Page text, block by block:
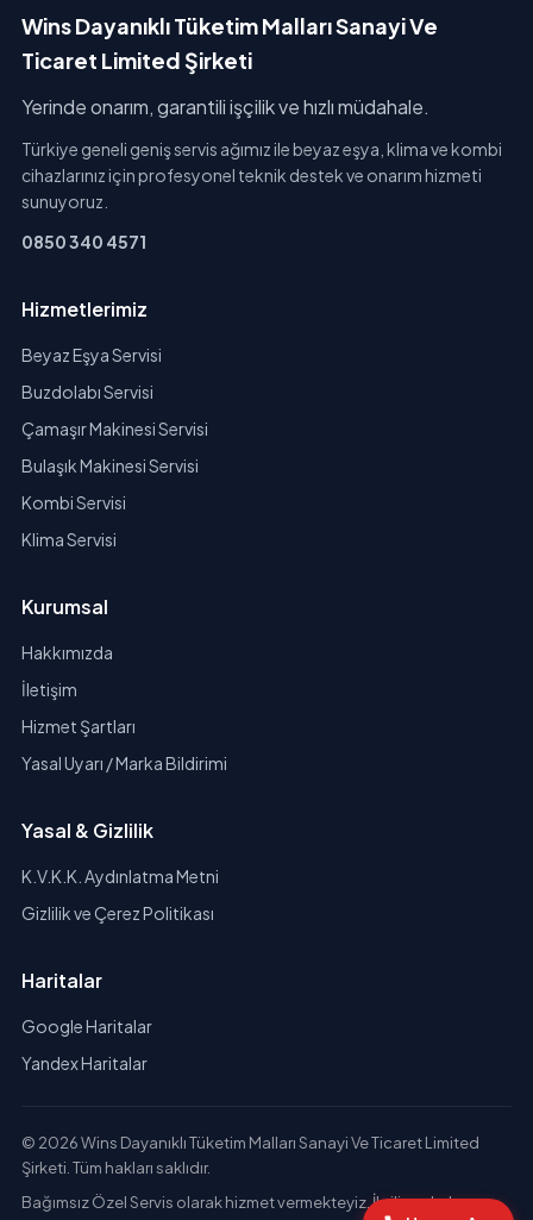
Wins Dayanıklı Tüketim Malları Sanayi Ve
Ticaret Limited Şirketi
Yerinde onarım, garantili işçilik ve hızlı müdahale.
Türkiye geneli geniş servis ağımız ile beyaz eşya, klima ve kombi
cihazlarınız için profesyonel teknik destek ve onarım hizmeti
sunuyoruz.
0850 340 4571
Hizmetlerimiz
Beyaz Eşya Servisi
Buzdolabı Servisi
Çamaşır Makinesi Servisi
Bulaşık Makinesi Servisi
Kombi Servisi
Klima Servisi
Kurumsal
Hakkımızda
İletişim
Hizmet Şartları
Yasal Uyarı / Marka Bildirimi
Yasal & Gizlilik
K.V.K.K. Aydınlatma Metni
Gizlilik ve Çerez Politikası
Haritalar
Google Haritalar
Yandex Haritalar
© 2026 Wins Dayanıklı Tüketim Malları Sanayi Ve Ticaret Limited
Şirketi. Tüm hakları saklıdır.
Bağımsız Özel Servis olarak hizmet vermekteyiz. İlgili markaların